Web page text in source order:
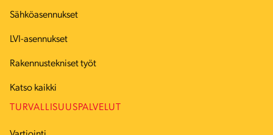
Sähköasennukset
LVI-asennukset
Rakennustekniset työt
Katso kaikki
TURVALLISUUSPALVELUT